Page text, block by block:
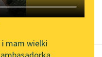
Zgłoś brak utworu
Narzędzia
i mam wielki